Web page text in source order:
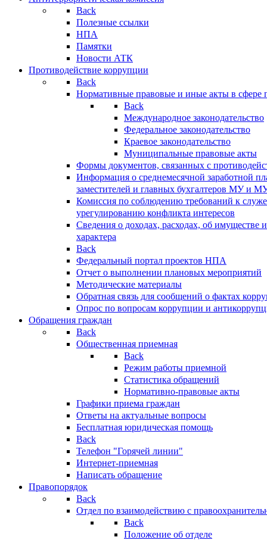
Back
Полезные ссылки
НПА
Памятки
Новости АТК
Противодействие коррупции
Back
Нормативные правовые и иные акты в сфере
Back
Международное законодательство
Федеральное законодательство
Краевое законодательство
Муниципальные правовые акты
Формы документов, связанных с
Информация о среднемесячной заработной
заместителей и главных бухгалтеров МУ и
Комиссия по соблюдению требований к
урегулированию конфликта интересов
Сведения о доходах, расходах, об имуществе
характера
Back
Федеральный портал проектов НПА
Отчет о выполнении плановых мероприятий
Методические материалы
Обратная связь для сообщений о фактах
Опрос по вопросам коррупции и
Обращения граждан
Back
Общественная приемная
Back
Режим работы приемной
Статистика обращений
Нормативно-правовые акты
Графики приема граждан
Ответы на актуальные вопросы
Бесплатная юридическая помощь
Back
Телефон "Горячей линии"
Интернет-приемная
Написать обращение
Правопорядок
Back
Отдел по взаимодействию с
Back
Положение об отделе